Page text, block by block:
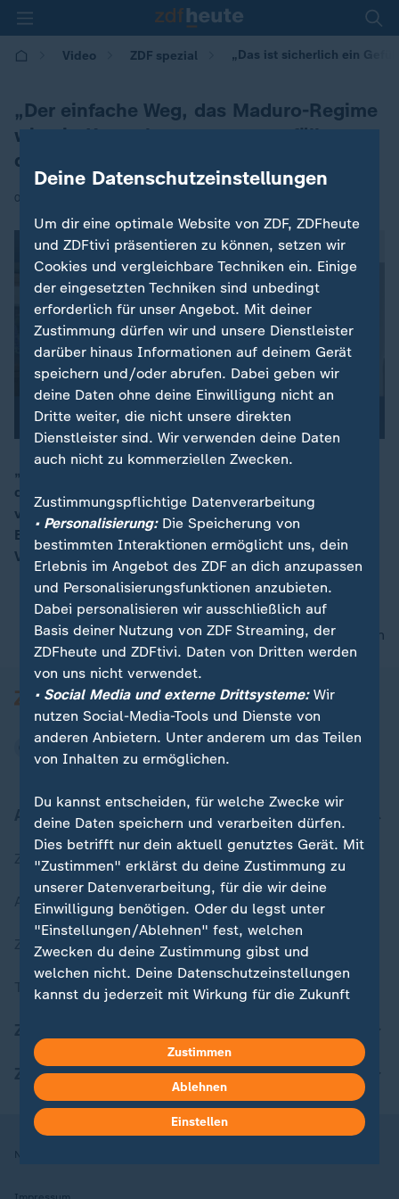
Video ZDF spezial „Das ist sicherlich ein
„Der einfache Weg, das Maduro-Regime
wie ein Kartenhaus zusammenfällt,
dürfte noch nicht geebnet sein.“
03.01.2026 | 19:21
00:16
„Das ist sicherlich ein Gefühl der Befreiung. Viele sind
dieses Regimes überdrüssig“, sagt Günther Maihold
vom Lateinamerika-Institut der Freien Universität
Berlin im ZDF Spezial zum Angriff der USA auf
Venezuela.
nach oben
Aktuell bei ZDFheute
Zuletzt veröffentlicht
Aktuelle Sendungs-Videos
ZDFheute Stories
Themen im Überblick
ZDFheute Apps
Nutzungsbedingungen
Deine Datenschutzeinstellungen
Um dir eine optimale Website von ZDF, ZDFheute
und ZDFtivi präsentieren zu können, setzen wir
Cookies und vergleichbare Techniken ein. Einige
der eingesetzten Techniken sind unbedingt
erforderlich für unser Angebot. Mit deiner
Zustimmung dürfen wir und unsere Dienstleister
darüber hinaus Informationen auf deinem Gerät
speichern und/oder abrufen. Dabei geben wir
deine Daten ohne deine Einwilligung nicht an
Dritte weiter, die nicht unsere direkten
Dienstleister sind. Wir verwenden deine Daten
auch nicht zu kommerziellen Zwecken.
Zustimmungspflichtige Datenverarbeitung
• Personalisierung:Die Speicherung von
bestimmten Interaktionen ermöglicht uns, dein
Erlebnis im Angebot des ZDF an dich anzupassen
und Personalisierungsfunktionen anzubieten.
Dabei personalisieren wir ausschließlich auf
Basis deiner Nutzung von ZDF Streaming, der
ZDFheute und ZDFtivi. Daten von Dritten werden
von uns nicht verwendet.
• Social Media und externe Drittsysteme:Wir
nutzen Social-Media-Tools und Dienste von
anderen Anbietern. Unter anderem um das Teilen
von Inhalten zu ermöglichen.
Du kannst entscheiden, für welche Zwecke wir
deine Daten speichern und verarbeiten dürfen.
Dies betrifft nur dein aktuell genutztes Gerät. Mit
"Zustimmen" erklärst du deine Zustimmung zu
unserer Datenverarbeitung, für die wir deine
Einwilligung benötigen. Oder du legst unter
"Einstellungen/Ablehnen" fest, welchen
Zwecken du deine Zustimmung gibst und
welchen nicht. Deine Datenschutzeinstellungen
kannst du jederzeit mit Wirkung für die Zukunft
Hier findest du das Impressum.
Weitere Informationen findest du in unserer
Datenschutzerklärung.
Zustimmen
Ablehnen
Einstellen